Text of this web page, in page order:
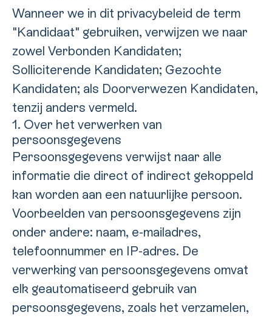
Wanneer we in dit privacybeleid de term
"Kandidaat" gebruiken, verwijzen we naar
zowel Verbonden Kandidaten;
Solliciterende Kandidaten; Gezochte
Kandidaten; als Doorverwezen Kandidaten,
tenzij anders vermeld.
1. Over het verwerken van
persoonsgegevens
Persoonsgegevens verwijst naar alle
informatie die direct of indirect gekoppeld
kan worden aan een natuurlijke persoon.
Voorbeelden van persoonsgegevens zijn
onder andere: naam, e-mailadres,
telefoonnummer en IP-adres. De
verwerking van persoonsgegevens omvat
elk geautomatiseerd gebruik van
persoonsgegevens, zoals het verzamelen,